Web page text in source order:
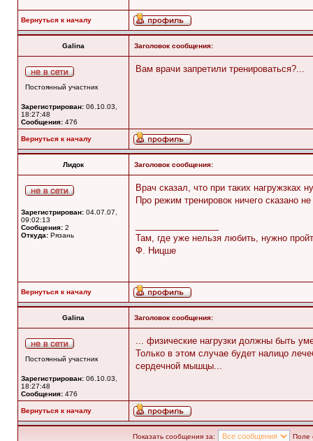
Вернуться к началу
Galina Заголовок сообщения:
Постоянный участник
Зарегистрирован: 06.10.03,
18:27:48
Сообщения: 476
Вам врачи запретили тренироваться?...
Вернуться к началу
Лидок Заголовок сообщения:
Зарегистрирован: 04.07.07,
09:02:13
Сообщения: 2
Откуда: Рязань
Врач сказал, что при таких
Про режим тренировок ничего сказано
Там, где уже нельзя любить, нужно
Ф. Ницше
Вернуться к началу
Galina Заголовок сообщения:
Постоянный участник
Зарегистрирован: 06.10.03,
18:27:48
Сообщения: 476
... физические нагрузки должны быть
Только в этом случае будет налицо
сердечной мышцы...
Вернуться к началу
Показать сообщения за: Поле